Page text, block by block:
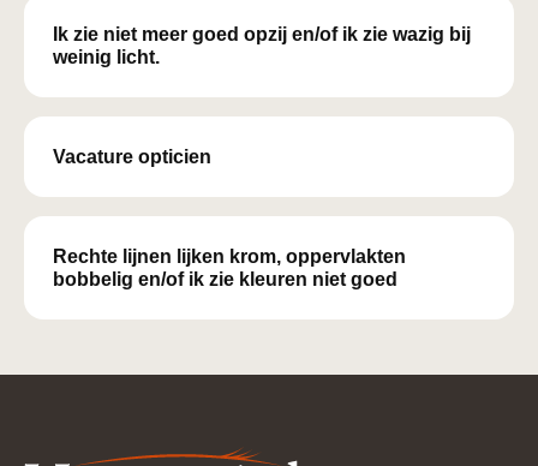
Ik zie niet meer goed opzij en/of ik zie wazig bij
weinig licht.
Vacature opticien
Rechte lijnen lijken krom, oppervlakten
bobbelig en/of ik zie kleuren niet goed